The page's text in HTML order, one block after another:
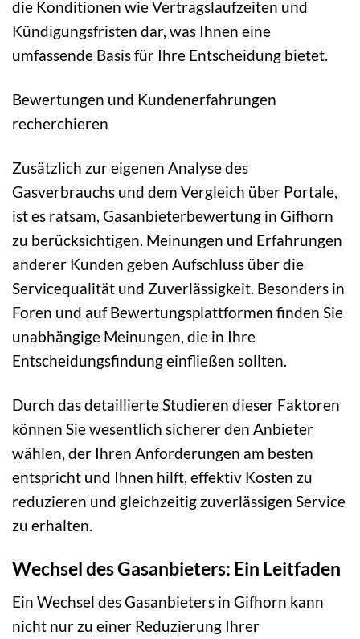
die Konditionen wie Vertragslaufzeiten und
Kündigungsfristen dar, was Ihnen eine
umfassende Basis für Ihre Entscheidung bietet.
Bewertungen und Kundenerfahrungen
recherchieren
Zusätzlich zur eigenen Analyse des
Gasverbrauchs und dem Vergleich über Portale,
ist es ratsam, Gasanbieterbewertung in Gifhorn
zu berücksichtigen. Meinungen und Erfahrungen
anderer Kunden geben Aufschluss über die
Servicequalität und Zuverlässigkeit. Besonders in
Foren und auf Bewertungsplattformen finden Sie
unabhängige Meinungen, die in Ihre
Entscheidungsfindung einfließen sollten.
Durch das detaillierte Studieren dieser Faktoren
können Sie wesentlich sicherer den Anbieter
wählen, der Ihren Anforderungen am besten
entspricht und Ihnen hilft, effektiv Kosten zu
reduzieren und gleichzeitig zuverlässigen Service
zu erhalten.
Wechsel des Gasanbieters: Ein Leitfaden
Ein Wechsel des Gasanbieters in Gifhorn kann
nicht nur zu einer Reduzierung Ihrer